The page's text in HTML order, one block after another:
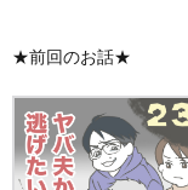
★前回のお話★